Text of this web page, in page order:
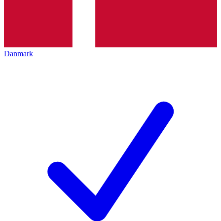
Danmark